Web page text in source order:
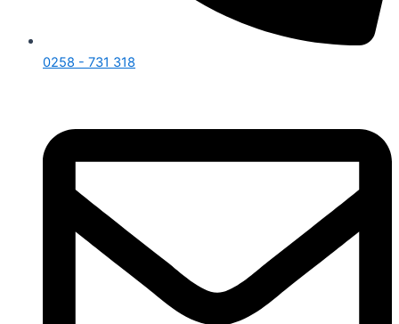
0258 - 731 318